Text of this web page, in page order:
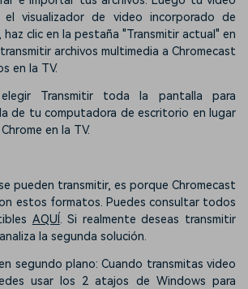
visualizador de video incorporado de
haz clic en la pestaña "Transmitir actual" en
archivos multimedia a Chromecast
en la TV.
elegir Transmitir toda la pantalla para
de tu computadora de escritorio en lugar
en la TV.
pueden transmitir, es porque Chromecast
estos formatos. Puedes consultar todos
AQUÍ . Si realmente deseas transmitir
la segunda solución.
segundo plano: Cuando transmitas video
usar los 2 atajos de Windows para